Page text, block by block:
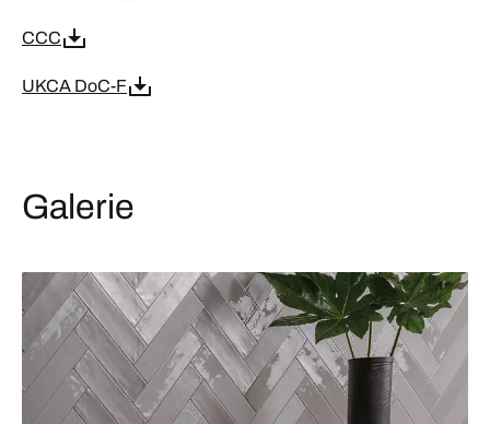
CCC
UKCA DoC-F
Galerie